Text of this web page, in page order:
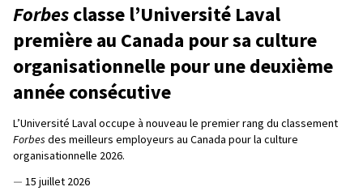
Forbesclasse l’Université Laval
première au Canada pour sa culture
organisationnelle pour une deuxième
année consécutive
L’Université Laval occupe à nouveau le premier rang du classement
Forbes des meilleurs employeurs au Canada pour la culture
organisationnelle 2026.
— 15 juillet 2026